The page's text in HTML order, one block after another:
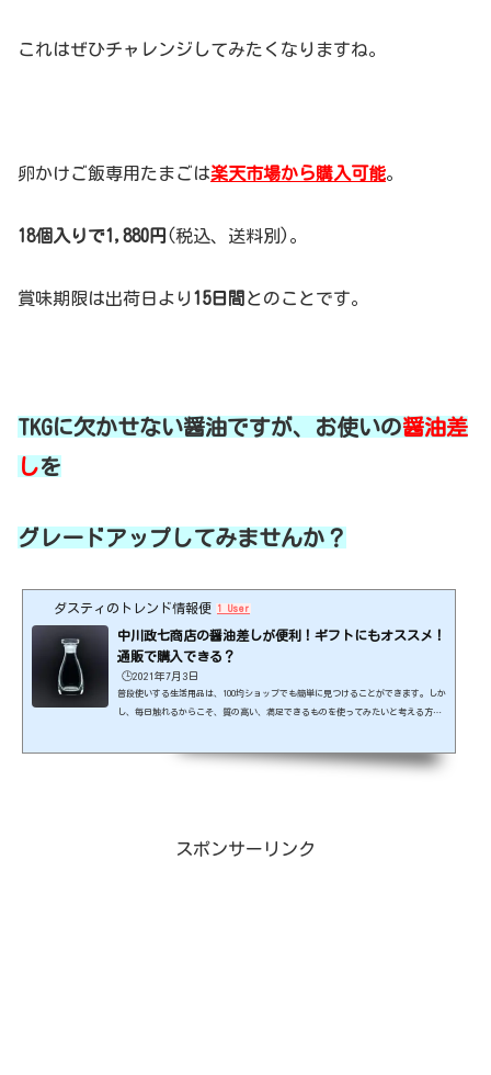
これはぜひチャレンジしてみたくなりますね。
卵かけご飯専用たまごは楽天市場から購入可能。
18個入りで1,880円 (税込、送料別)。
賞味期限は出荷日より 15日間 とのことです。
TKGに欠かせない醤油ですが、お使いの醤油差
しを
グレードアップしてみませんか？
ダスティのトレンド情報便 1 User
中川政七商店の醤油差しが便利！ギフトにもオススメ！
通販で購入できる？
🕒️2021年7月3日
普段使いする生活用品は、100均ショップでも簡単に見つけることができます。しか
し、毎日触れるからこそ、質の高い、満足できるものを使ってみたいと考える方も
まれて、ワンランク上の生活を手に入れましょう！出典元：https://www.nakagaw
スポンサーリンク